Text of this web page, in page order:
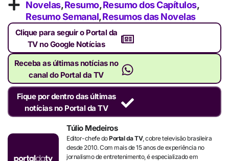
Novelas,Resumo,Resumo dos Capítulos,
Resumo Semanal,Resumos das Novelas
Clique para seguir o Portal da
TV no Google Notícias
Receba as últimas notícias no
canal do Portal da TV
Fique por dentro das últimas
notícias no Portal da TV
Túlio Medeiros
Editor-chefe doPortal da TV, cobre televisão brasileira
desde 2010. Com mais de 15 anos de experiência no
jornalismo de entretenimento, é especializado em